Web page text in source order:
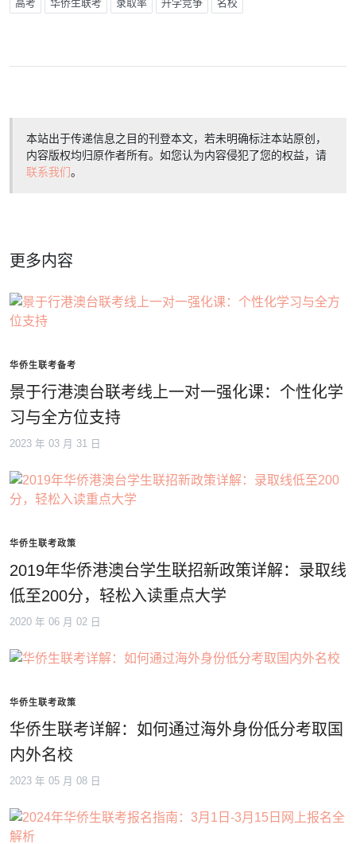
高考 华侨生联考 录取率 升学竞争 名校
本站出于传递信息之目的刊登本文，若未明确标注本站原创，
内容版权均归原作者所有。如您认为内容侵犯了您的权益，请
联系我们。
更多内容
华侨生联考备考
景于行港澳台联考线上一对一强化课：个性化学
习与全方位支持
2023 年 03 月 31 日
华侨生联考政策
2019年华侨港澳台学生联招新政策详解：录取线
低至200分，轻松入读重点大学
2020 年 06 月 02 日
华侨生联考政策
华侨生联考详解：如何通过海外身份低分考取国
内外名校
2023 年 05 月 08 日